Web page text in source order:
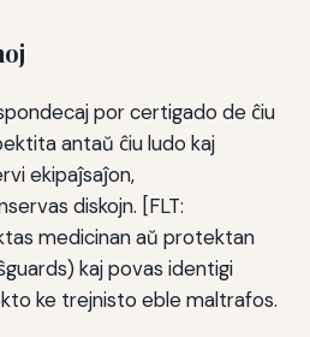
por certigado de ĉiu
antaŭ ĉiu ludo kaj
ekipaĵsaĵon,
diskojn. [FLT:
medicinan aŭ protektan
kaj povas identigi
ke trejnisto eble maltrafos.